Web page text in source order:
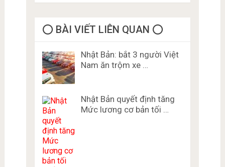
⭕️ BÀI VIẾT LIÊN QUAN ⭕️
Nhật Bản: bắt 3 người Việt
Nam ăn trộm xe …
Nhật Bản quyết định tăng
Mức lương cơ bản tối …